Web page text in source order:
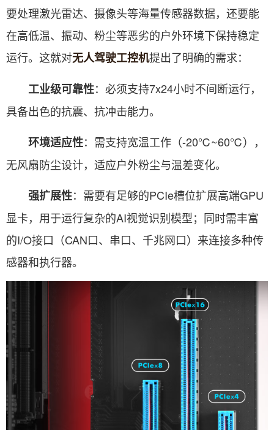
要处理激光雷达、摄像头等海量传感器数据，还要能
在高低温、振动、粉尘等恶劣的户外环境下保持稳定
运行。这就对无人驾驶工控机提出了明确的需求：
工业级可靠性：必须支持7x24小时不间断运行，
具备出色的抗震、抗冲击能力。
环境适应性：需支持宽温工作（-20℃~60℃），
无风扇防尘设计，适应户外粉尘与温差变化。
强扩展性：需要有足够的PCIe槽位扩展高端GPU
显卡，用于运行复杂的AI视觉识别模型；同时需丰富
的I/O接口（CAN口、串口、千兆网口）来连接多种传
感器和执行器。